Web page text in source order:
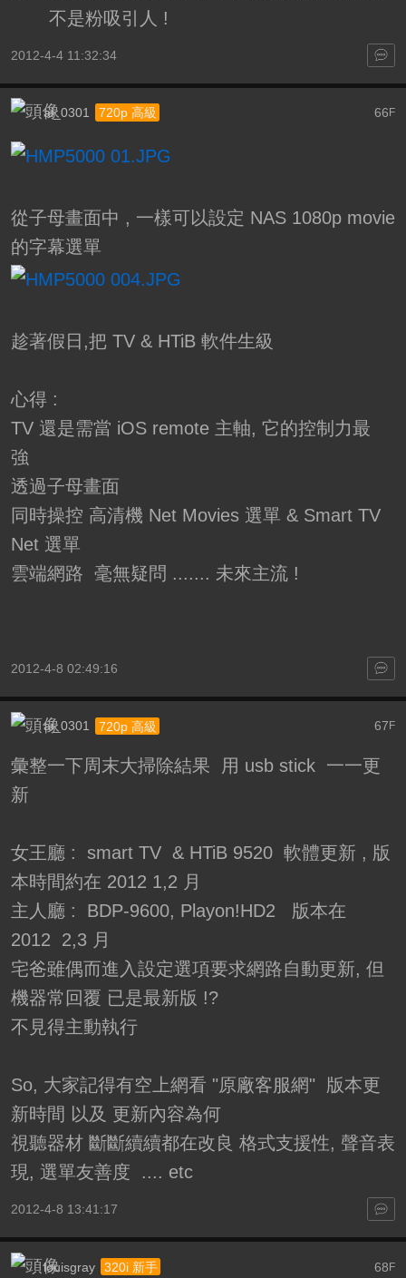
不是粉吸引人 !
2012-4-4 11:32:34
66 F
ai_0301 720p 高級
從子母畫面中 , 一樣可以設定 NAS 1080p movie
的字幕選單
趁著假日,把 TV & HTiB 軟件生級
心得 :
TV 還是需當 iOS remote 主軸, 它的控制力最
強
透過子母畫面
同時操控 高清機 Net Movies 選單 & Smart TV
Net 選單
雲端網路 毫無疑問 ....... 未來主流 !
2012-4-8 02:49:16
67 F
ai_0301 720p 高級
彙整一下周末大掃除結果 用 usb stick 一一更
新
女王廳 : smart TV & HTiB 9520 軟體更新 , 版
本時間約在 2012 1,2 月
主人廳 : BDP-9600, Playon!HD2 版本在
2012 2,3 月
宅爸雖偶而進入設定選項要求網路自動更新, 但
機器常回覆 已是最新版 !?
不見得主動執行
So, 大家記得有空上網看 "原廠客服網" 版本更
新時間 以及 更新內容為何
視聽器材 斷斷續續都在改良 格式支援性, 聲音表
現, 選單友善度 .... etc
2012-4-8 13:41:17
68F
louisgray 320i 新手